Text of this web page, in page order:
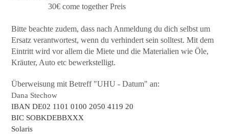
30€ come together Preis
Bitte beachte zudem, dass nach Anmeldung du dich selbst um
Ersatz verantwortest, wenn du verhindert sein solltest. Mit dem
Eintritt wird vor allem die Miete und die Materialien wie Öle,
Kräuter, Auto etc bewerkstelligt.
Überweisung mit Betreff "UHU - Datum" an:
Dana Stechow
IBAN DE02 1101 0100 2050 4119 20
BIC SOBKDEBBXXX
Solaris